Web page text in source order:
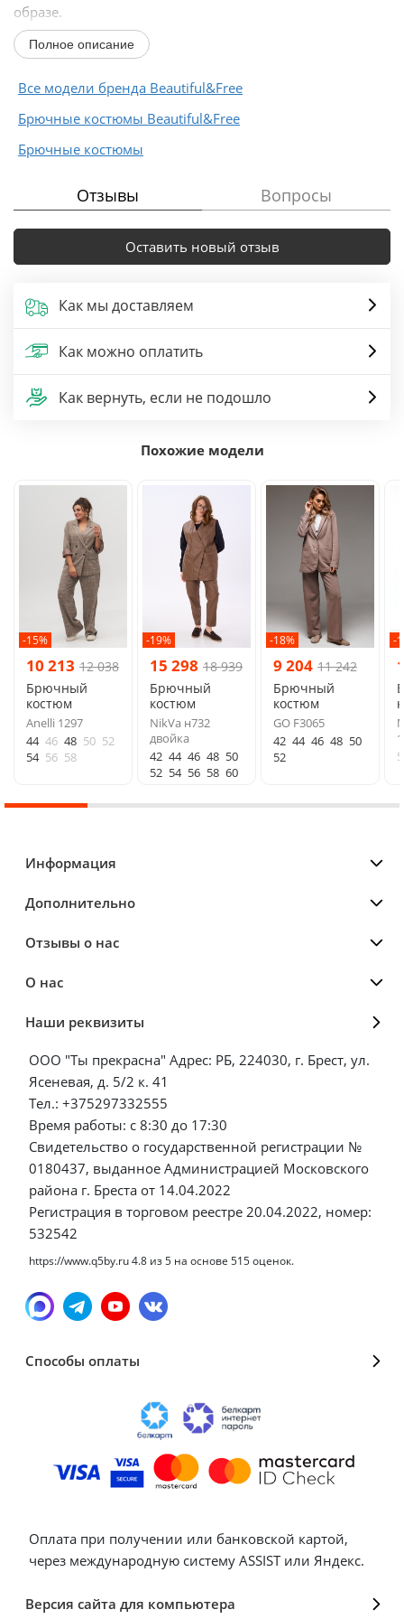
образе.
Жакет прилегающего силуэта симметричного кроя,
центральные...
Полное описание
Все модели бренда Beautiful&Free
Брючные костюмы Beautiful&Free
Брючные костюмы
Отзывы Вопросы
Оставить новый отзыв
Как мы доставляем
Как можно оплатить
Как вернуть, если не подошло
Похожие модели
-15%
10 213 12 038
Брючный
костюм
Anelli 1297
44 46 48 50 52
54 56 58
-19%
15 298 18 939
Брючный
костюм
NikVa н732
двойка
42 44 46 48 50
52 54 56 58 60
-18%
9 204 11 242
Брючный
костюм
GO F3065
42 44 46 48 50
52
-
Информация
Дополнительно
Отзывы о нас
О нас
Наши реквизиты
ООО "Ты прекрасна" Адрес: РБ, 224030, г. Брест, ул.
Ясеневая, д. 5/2 к. 41
Тел.: +375297332555
Время работы: с 8:30 до 17:30
Свидетельство о государственной регистрации №
0180437, выданное Администрацией Московского
района г. Бреста от 14.04.2022
Регистрация в торговом реестре 20.04.2022, номер:
532542
https://www.q5by.ru4.8 из5 на основе 515оценок.
Способы оплаты
Оплата при получении или банковской картой,
через международную систему ASSIST или Яндекс.
Версия сайта для компьютера